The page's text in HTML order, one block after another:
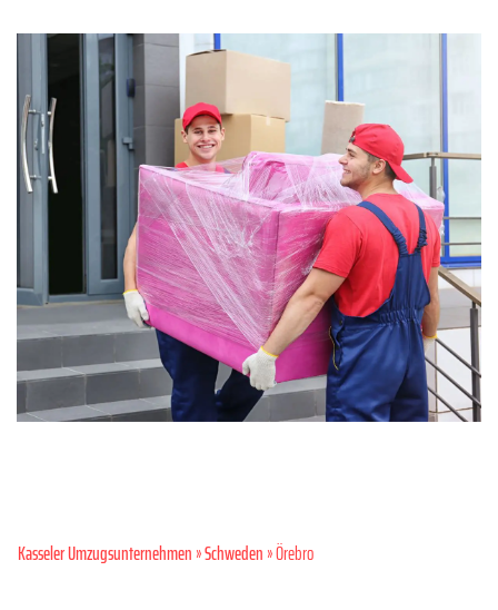
Kasseler Umzugsunternehmen»Schweden» Örebro